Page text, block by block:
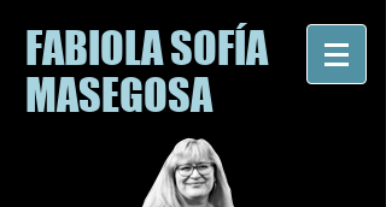
FABIOLA SOFÍA
MASEGOSA